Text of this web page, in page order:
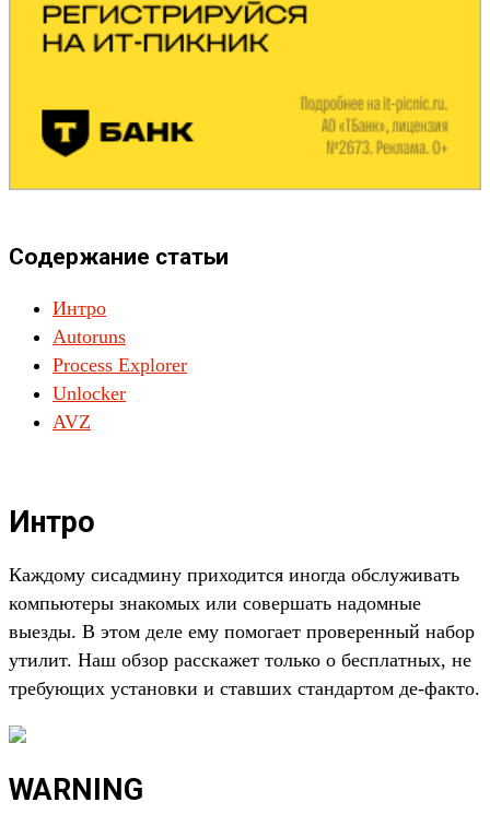
Содержание статьи
Интро
Autoruns
Process Explorer
Unlocker
AVZ
Интро
Каждому сисадмину приходится иногда обслуживать
компьютеры знакомых или совершать надомные
выезды. В этом деле ему помогает проверенный набор
утилит. Наш обзор расскажет только о бесплатных, не
требующих установки и ставших стандартом де-факто.
WARNING